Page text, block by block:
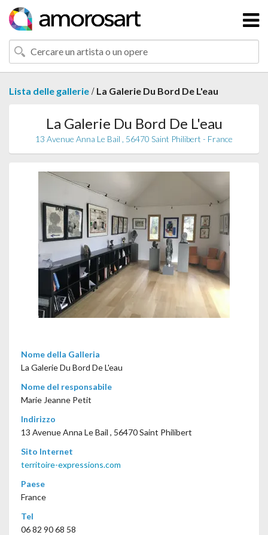
Lista delle gallerie / La Galerie Du Bord De L'eau
La Galerie Du Bord De L'eau
13 Avenue Anna Le Bail , 56470 Saint Philibert - France
Nome della Galleria
La Galerie Du Bord De L'eau
Nome del responsabile
Marie Jeanne Petit
Indirizzo
13 Avenue Anna Le Bail , 56470 Saint Philibert
Sito Internet
territoire-expressions.com
Paese
France
Tel
06 82 90 68 58